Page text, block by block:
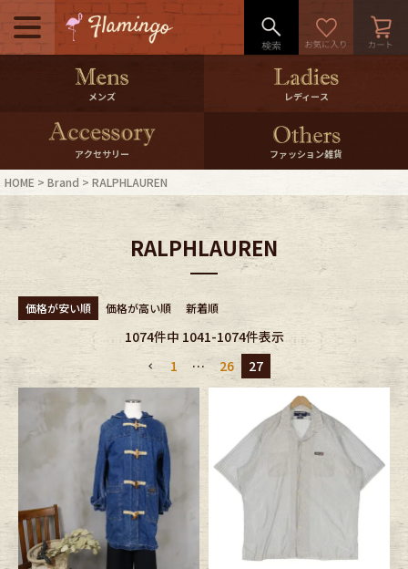
メニュー
500pt＆10％Offクーポンプレゼン
ト
10％0ffクーポンプレゼント
ログイン・会員登録 LINE ID連携
マイページ
ご利用ガイド International Shipping
特集一覧
ブランドから探す スタッフコーディネート
年代から探す 古着卸DOCK
メンズ商品カテゴリーから探す
メンズ レディース
アクセサリー ファッション雑貨
HOME Brand RALPHLAUREN
RALPHLAUREN
価格が安い順 価格が高い順 新着順
1074件中 1041-1074件表示
1
… 26 27